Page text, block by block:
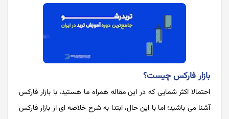
بازار فارکس چیست؟
احتمالا اکثر شمایی که در این مقاله همراه ما هستید، با بازار فارکس
آشنا می باشید؛ اما با این حال، ابتدا به شرح خلاصه ای از بازار فارکس